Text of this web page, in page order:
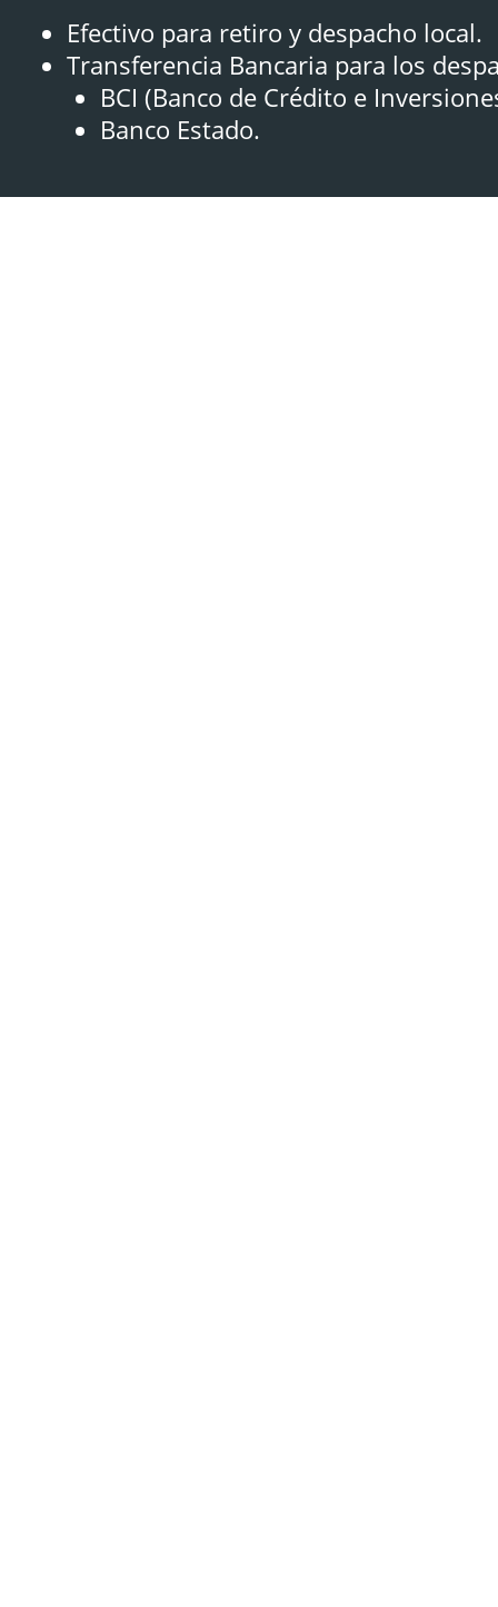
Efectivo para retiro y despacho local.
Transferencia Bancaria para los
BCI (Banco de Crédito e
Banco Estado.